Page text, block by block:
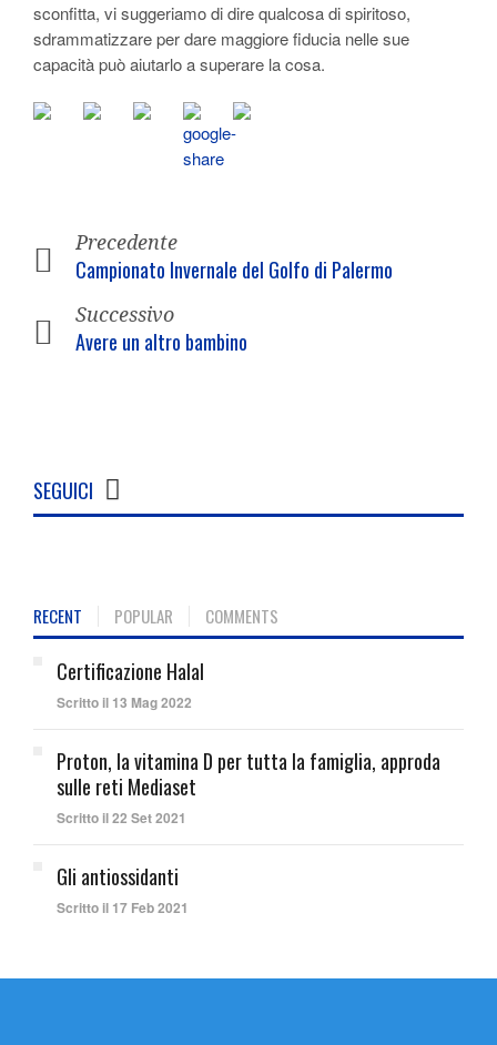
sconfitta, vi suggeriamo di dire qualcosa di spiritoso,
sdrammatizzare per dare maggiore fiducia nelle sue
capacità può aiutarlo a superare la cosa.
Precedente
Campionato Invernale del Golfo di Palermo
Successivo
Avere un altro bambino
SEGUICI
RECENT POPULAR COMMENTS
Certificazione Halal
Scritto il 13 Mag 2022
Proton, la vitamina D per tutta la famiglia, approda
sulle reti Mediaset
Scritto il 22 Set 2021
Gli antiossidanti
Scritto il 17 Feb 2021